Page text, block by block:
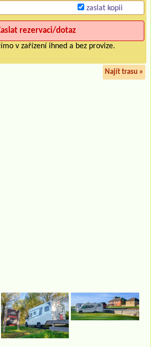
zaslat kopii
v zařízení ihned a bez provize.
Najít trasu »